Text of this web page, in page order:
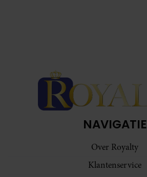
NAVIGATIE
Over Royalty
Klantenservice